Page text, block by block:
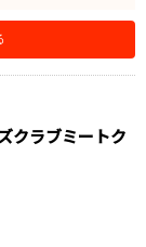
クラブミートク